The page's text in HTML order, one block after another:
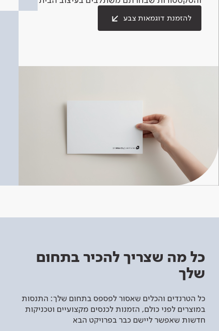
להזמנת דוגמאות צבע
כל מה שצריך להכיר בתחום
שלך
כל הטרנדים והכלים שאסור לפספס בתחום שלך: התנסות
במוצרים לפני כולם, הזמנות לכנסים מקצועיים וטכניקות
חדשות שאפשר ליישם כבר בפרויקט הבא